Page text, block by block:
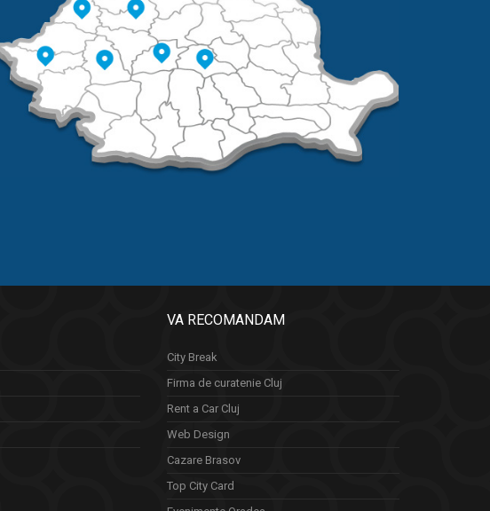
VA RECOMANDAM
City Break
Firma de curatenie Cluj
Rent a Car Cluj
Web Design
Cazare Brasov
Top City Card